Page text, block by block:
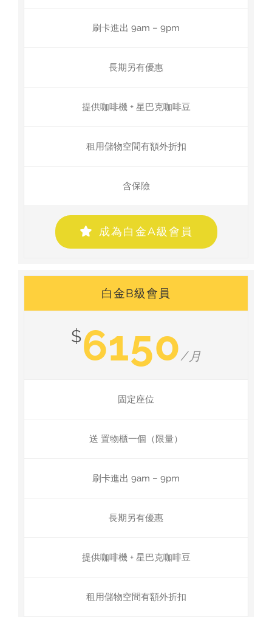
刷卡進出 9am – 9pm
長期另有優惠
提供咖啡機 + 星巴克咖啡豆
租用儲物空間有額外折扣
含保險
成為白金A級會員
白金B級會員
$6150/月
固定座位
送 置物櫃一個（限量）
刷卡進出 9am – 9pm
長期另有優惠
提供咖啡機 + 星巴克咖啡豆
租用儲物空間有額外折扣